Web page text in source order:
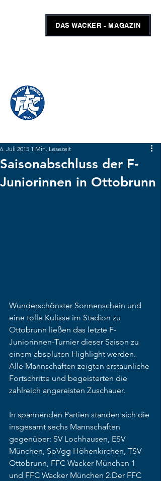
DAS WACKER - MAGAZIN
Saisonabschluss der F-
Juniorinnen in Ottobrunn
6. Juli 2015 1 Min. Lesezeit
Wunderschönster Sonnenschein und
eine tolle Kulisse im Stadion zu
Ottobrunn ließen das letzte F-
Juniorinnen-Turnier dieser Saison zu
einem absoluten Highlight werden.
Alle Mannschaften zeigten erstaunliche
Fortschritte und begeisterten die
zahlreich angereisten Zuschauer.
In spannenden Partien standen sich die
insgesamt sechs Mannschaften
gegenüber: SV Lochhausen, ESV
München, SpVgg Höhenkirchen, TSV
Ottobrunn, FFC Wacker München 1
und FFC Wacker München 2.Der FFC